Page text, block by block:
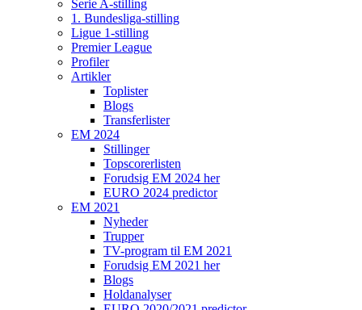
Serie A-stilling
1. Bundesliga-stilling
Ligue 1-stilling
Premier League
Profiler
Artikler
Toplister
Blogs
Transferlister
EM 2024
Stillinger
Topscorerlisten
Forudsig EM 2024 her
EURO 2024 predictor
EM 2021
Nyheder
Trupper
TV-program til EM 2021
Forudsig EM 2021 her
Blogs
Holdanalyser